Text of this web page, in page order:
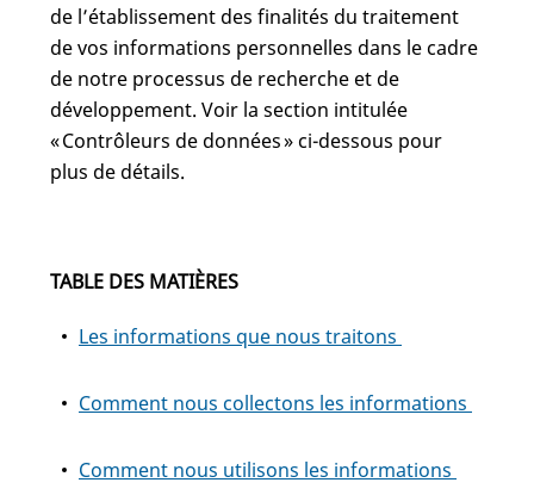
de l’établissement des finalités du traitement
de vos informations personnelles dans le cadre
de notre processus de recherche et de
développement. Voir la section intitulée
« Contrôleurs de données » ci-dessous pour
plus de détails.
TABLE DES MATIÈRES
Les informations que nous traitons
Comment nous collectons les informations
Comment nous utilisons les informations